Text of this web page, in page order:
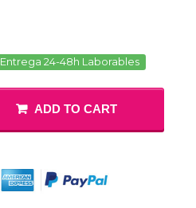
Entrega 24-48h Laborables
ADD TO CART